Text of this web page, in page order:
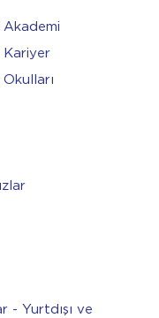
Akademi
Kariyer
- Yurtdışı ve